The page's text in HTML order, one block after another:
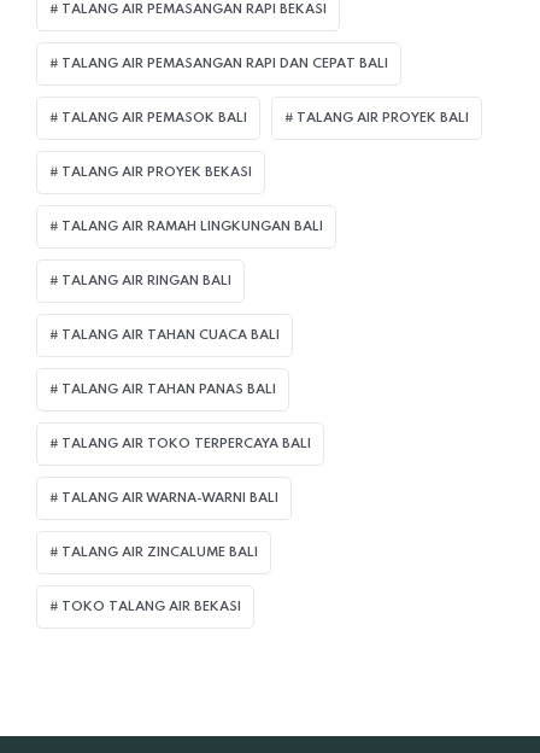
TALANG AIR PEMASANGAN RAPI BEKASI
TALANG AIR PEMASANGAN RAPI DAN CEPAT BALI
TALANG AIR PEMASOK BALI TALANG AIR PROYEK BALI
TALANG AIR PROYEK BEKASI
TALANG AIR RAMAH LINGKUNGAN BALI
TALANG AIR RINGAN BALI
TALANG AIR TAHAN CUACA BALI
TALANG AIR TAHAN PANAS BALI
TALANG AIR TOKO TERPERCAYA BALI
TALANG AIR WARNA-WARNI BALI
TALANG AIR ZINCALUME BALI
TOKO TALANG AIR BEKASI